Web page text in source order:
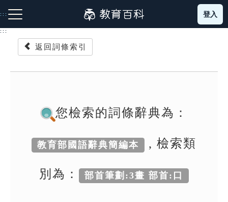
到
主
:::
生字詞彙表
登入
:::
返回詞條索引
您檢索的詞條辭典為：
教育部國語辭典簡編本 , 檢索類
別為： 部首筆劃:3畫 部首:口